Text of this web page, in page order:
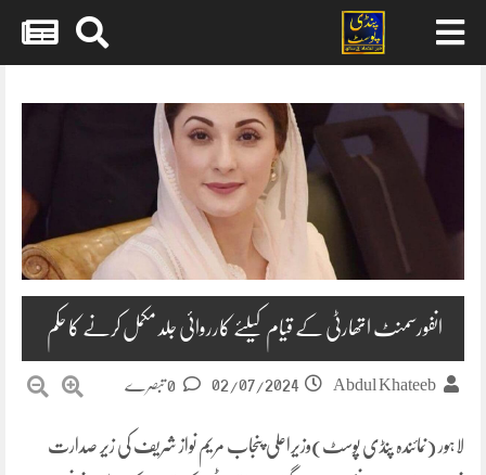
content
انفورسمنٹ اتھارٹی کے قیام کیلئے کارروائی جلد مکمل کرنے کا حکم
Abdul Khateeb
02/07/2024
لاہور (نمائندہ پنڈی پوسٹ)وزیراعلی پنجاب مریم نواز شریف کی زیر صدارت